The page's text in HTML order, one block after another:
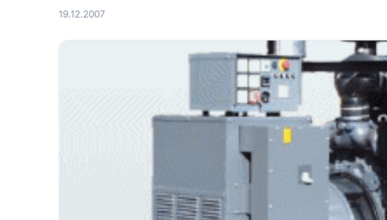
19.12.2007